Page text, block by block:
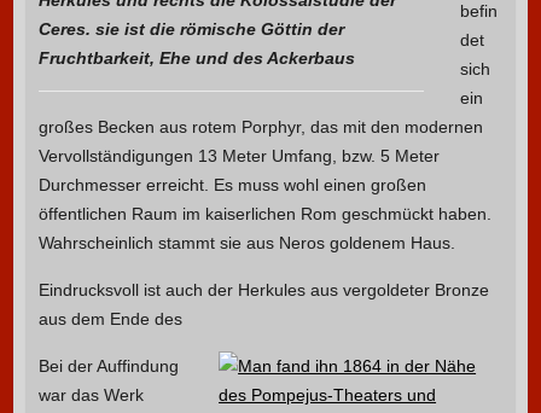
Ceres. sie ist die römische Göttin der
Fruchtbarkeit, Ehe und des Ackerbaus
befin
det
sich
ein
großes Becken aus rotem Porphyr, das mit den modernen
Vervollständigungen 13 Meter Umfang, bzw. 5 Meter
Durchmesser erreicht. Es muss wohl einen großen
öffentlichen Raum im kaiserlichen Rom geschmückt haben.
Wahrscheinlich stammt sie aus Neros goldenem Haus.
Eindrucksvoll ist auch der Herkules aus vergoldeter Bronze
aus dem Ende des
Bei der Auffindung
war das Werk